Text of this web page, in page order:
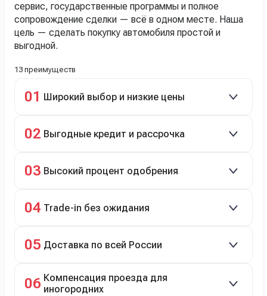
сервис, государственные программы и полное
сопровождение сделки — всё в одном месте. Наша
цель — сделать покупку автомобиля простой и
выгодной.
13 преимуществ
01 Широкий выбор и низкие цены
подержанные авто.
02 Выгодные кредит и рассрочка
рассрочка 0% на 2 года при первом взносе 35–50%.
03 Высокий процент одобрения
04 Trade-in без ожидания
05 Доставка по всей России
06 Компенсация проезда для
иногородних